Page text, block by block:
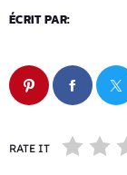
ÉCRIT PAR:
RATE IT